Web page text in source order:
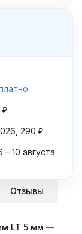
₽
290 ₽
– 10 августа
Отзывы
LT 5 мм —